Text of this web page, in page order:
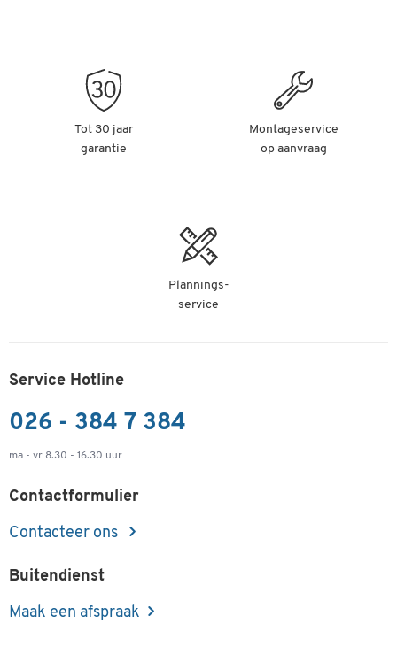
Tot 30 jaar
garantie
Montageservice
op aanvraag
Plannings-
service
Service Hotline
026 - 384 7 384
ma - vr 8.30 - 16.30 uur
Contactformulier
Contacteer ons
Buitendienst
Maak een afspraak